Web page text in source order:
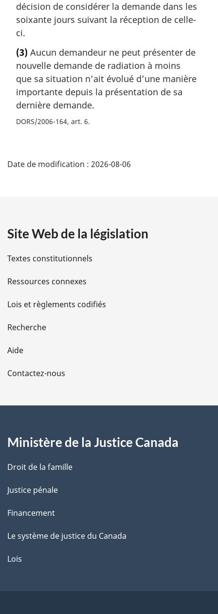
décision de considérer la demande dans les
soixante jours suivant la réception de celle-
ci.
(3) Aucun demandeur ne peut présenter de
nouvelle demande de radiation à moins
que sa situation n’ait évolué d’une manière
importante depuis la présentation de sa
dernière demande.
DORS/2006-164, art. 6
é
i
l
s
d
e
l
a
e
Date de modification : 2026-08-06
Site Web de la législation
Textes constitutionnels
Ressources connexes
Lois et règlements codifiés
Recherche
Aide
Contactez-nous
Ministère de la Justice Canada
Droit de la famille
Justice pénale
Financement
Le système de justice du Canada
Lois